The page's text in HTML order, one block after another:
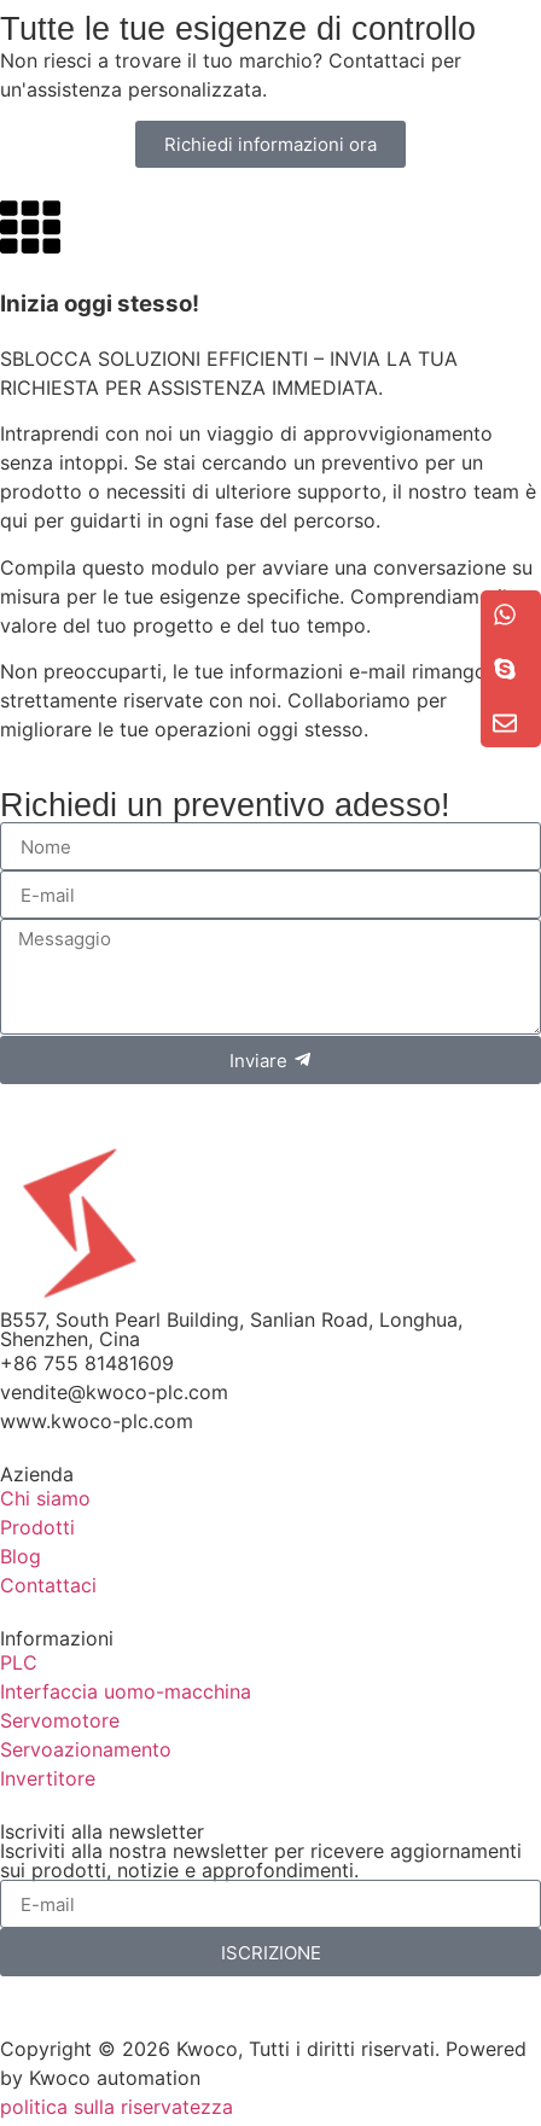
Tutte le tue esigenze di controllo
Non riesci a trovare il tuo marchio? Contattaci per
un'assistenza personalizzata.
Richiedi informazioni ora
Inizia oggi stesso!
SBLOCCA SOLUZIONI EFFICIENTI – INVIA LA TUA
RICHIESTA PER ASSISTENZA IMMEDIATA.
Intraprendi con noi un viaggio di approvvigionamento
senza intoppi. Se stai cercando un preventivo per un
prodotto o necessiti di ulteriore supporto, il nostro team è
qui per guidarti in ogni fase del percorso.
Compila questo modulo per avviare una conversazione su
misura per le tue esigenze specifiche. Comprendiamo il
valore del tuo progetto e del tuo tempo.
Non preoccuparti, le tue informazioni e-mail rimangono
strettamente riservate con noi. Collaboriamo per
migliorare le tue operazioni oggi stesso.
Richiedi un preventivo adesso!
Inviare
B557, South Pearl Building, Sanlian Road, Longhua,
Shenzhen, Cina
+86 755 81481609
vendite@kwoco-plc.com
www.kwoco-plc.com
Azienda
Chi siamo
Prodotti
Blog
Contattaci
Informazioni
PLC
Interfaccia uomo-macchina
Servomotore
Servoazionamento
Invertitore
Iscriviti alla newsletter
Iscriviti alla nostra newsletter per ricevere aggiornamenti
sui prodotti, notizie e approfondimenti.
ISCRIZIONE
Copyright © 2026 Kwoco, Tutti i diritti riservati. Powered
by Kwoco automation
politica sulla riservatezza